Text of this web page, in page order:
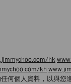
hk
kh
何個人資料，以與您